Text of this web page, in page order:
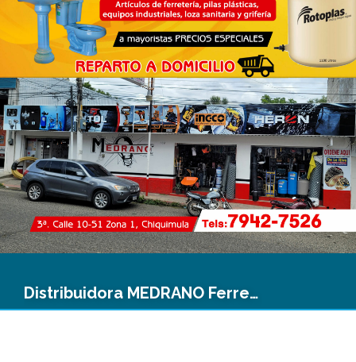
Distribuidora MEDRANO Ferretería